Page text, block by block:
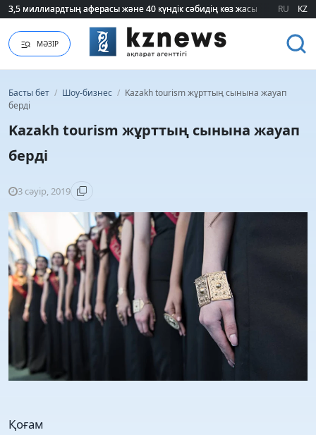
3,5 миллиардтың аферасы және 40 күндік сәбидің көз жасы:
3,5 миллиардтың аферасы және 40 күндік сәбидің көз жасы: RU KZ
МӘЗІР
Басты бет / Шоу-бизнес / Kazakh tourism жұрттың сынына жауап
берді
Kazakh tourism жұрттың сынына жауап
берді
3 сәуір, 2019
Қоғам